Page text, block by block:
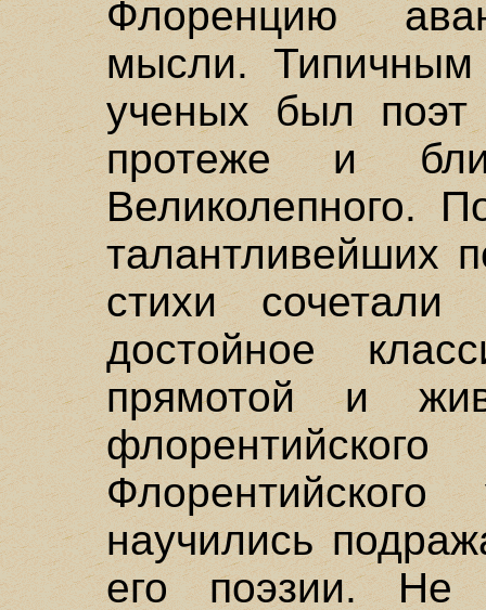
Флоренцию
мысли. Типичным
ученых был поэт
протеже и
Великолепного.
талантливейших
стихи
достойное
прямотой и
Флорентийского
научились
его поэзии. Не